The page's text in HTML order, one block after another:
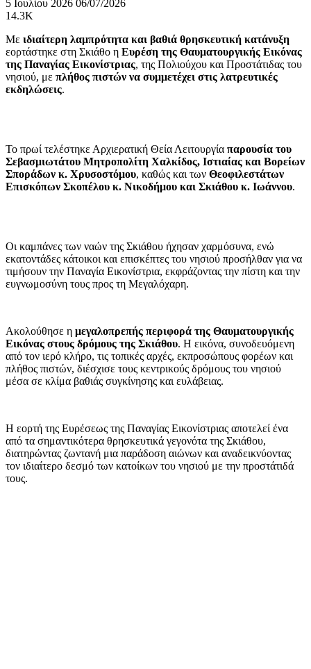
5 Ιουλίου 2026 06/07/2026
14.3K
Με ιδιαίτερη λαμπρότητα και βαθιά θρησκευτική κατάνυξη
εορτάστηκε στη Σκιάθο η Ευρέση της Θαυματουργικής Εικόνας
της Παναγίας Εικονίστριας, της Πολιούχου και Προστάτιδας του
νησιού, με πλήθος πιστών να συμμετέχει στις λατρευτικές
εκδηλώσεις.
Το πρωί τελέστηκε Αρχιερατική Θεία Λειτουργία παρουσία του
Σεβασμιωτάτου Μητροπολίτη Χαλκίδος, Ιστιαίας και Βορείων
Σποράδων κ. Χρυσοστόμου, καθώς και των Θεοφιλεστάτων
Επισκόπων Σκοπέλου κ. Νικοδήμου και Σκιάθου κ. Ιωάννου.
Οι καμπάνες των ναών της Σκιάθου ήχησαν χαρμόσυνα, ενώ
εκατοντάδες κάτοικοι και επισκέπτες του νησιού προσήλθαν για να
τιμήσουν την Παναγία Εικονίστρια, εκφράζοντας την πίστη και την
ευγνωμοσύνη τους προς τη Μεγαλόχαρη.
Ακολούθησε η μεγαλοπρεπής περιφορά της Θαυματουργικής
Εικόνας στους δρόμους της Σκιάθου. Η εικόνα, συνοδευόμενη
από τον ιερό κλήρο, τις τοπικές αρχές, εκπροσώπους φορέων και
πλήθος πιστών, διέσχισε τους κεντρικούς δρόμους του νησιού
μέσα σε κλίμα βαθιάς συγκίνησης και ευλάβειας.
Η εορτή της Ευρέσεως της Παναγίας Εικονίστριας αποτελεί ένα
από τα σημαντικότερα θρησκευτικά γεγονότα της Σκιάθου,
διατηρώντας ζωντανή μια παράδοση αιώνων και αναδεικνύοντας
τον ιδιαίτερο δεσμό των κατοίκων του νησιού με την προστάτιδά
τους.